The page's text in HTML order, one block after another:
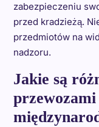
zabezpieczeniu
przed kradzieżą.
przedmiotów na
nadzoru.
Jakie są